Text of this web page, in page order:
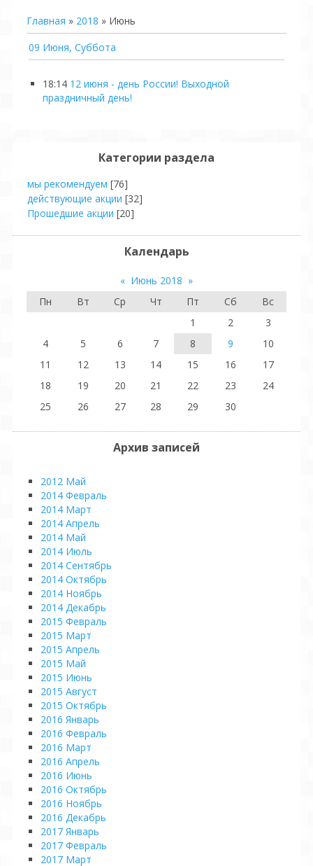
Главная » 2018 » Июнь
09 Июня, Суббота
18:14 12 июня - день России! Выходной
праздничный день!
Категории раздела
мы рекомендуем [76]
действующие акции [32]
Прошедшие акции [20]
Календарь
« Июнь 2018 »
Пн
Вт Ср Чт Пт Сб
Вс
1
2
3
4
5 6 7 8 9
10
11
12 13 14 15 16
17
18
19 20 21 22 23
24
25
26 27 28 29 30
Архив записей
2012 Май
2014 Февраль
2014 Март
2014 Апрель
2014 Май
2014 Июль
2014 Сентябрь
2014 Октябрь
2014 Ноябрь
2014 Декабрь
2015 Февраль
2015 Март
2015 Апрель
2015 Май
2015 Июнь
2015 Август
2015 Октябрь
2016 Январь
2016 Февраль
2016 Март
2016 Апрель
2016 Июнь
2016 Октябрь
2016 Ноябрь
2016 Декабрь
2017 Январь
2017 Февраль
2017 Март